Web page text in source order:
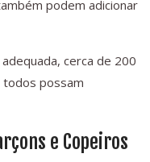
podem adicionar
cerca de 200
todos possam
e Copeiros